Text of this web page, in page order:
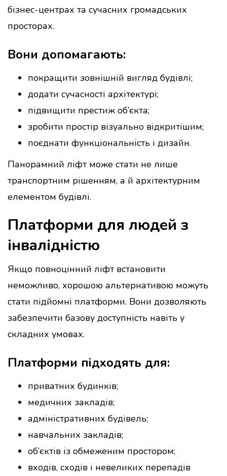
бізнес-центрах та сучасних громадських
просторах.
Вони допомагають:
покращити зовнішній вигляд будівлі;
додати сучасності архітектурі;
підвищити престиж об’єкта;
зробити простір візуально відкритішим;
поєднати функціональність і дизайн.
Панорамний ліфт може стати не лише
транспортним рішенням, а й архітектурним
елементом будівлі.
Платформи для людей з
інвалідністю
Якщо повноцінний ліфт встановити
неможливо, хорошою альтернативою можуть
стати підйомні платформи. Вони дозволяють
забезпечити базову доступність навіть у
складних умовах.
Платформи підходять для:
приватних будинків;
медичних закладів;
адміністративних будівель;
навчальних закладів;
об’єктів із обмеженим простором;
входів, сходів і невеликих перепадів